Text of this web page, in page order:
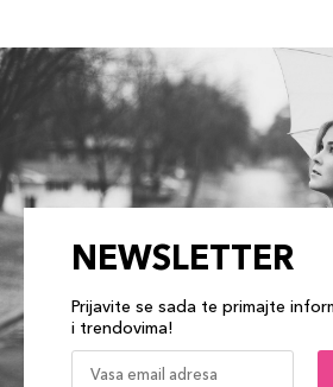
NEWSLETTER
Prijavite se sada te primajte
i trendovima!